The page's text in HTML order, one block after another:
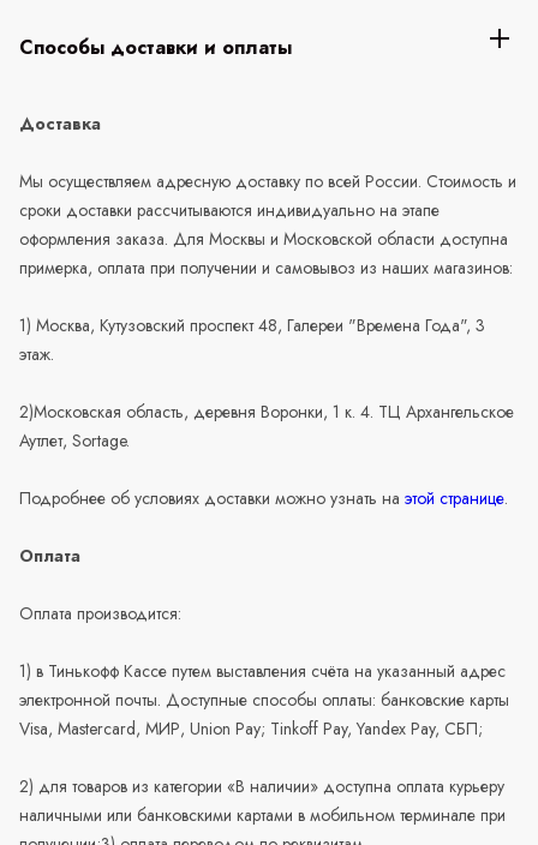
Способы доставки и оплаты
Доставка
Мы осуществляем адресную доставку по всей России. Стоимость и
сроки доставки рассчитываются индивидуально на этапе
оформления заказа. Для Москвы и Московской области доступна
примерка, оплата при получении и самовывоз из наших магазинов:
1) Москва, Кутузовский проспект 48, Галереи "Времена Года", 3
этаж.
2)Московская область, деревня Воронки, 1 к. 4. ТЦ Архангельское
Аутлет, Sortage.
Подробнее об условиях доставки можно узнать на этой странице.
Оплата
Оплата производится:
1) в Тинькофф Кассе путем выставления счёта на указанный адрес
электронной почты. Доступные способы оплаты: банковские карты
Visa, Mastercard, МИР, Union Pay; Tinkoff Pay, Yandex Pay, СБП;
2) для товаров из категории «В наличии» доступна оплата курьеру
наличными или банковскими картами в мобильном терминале при